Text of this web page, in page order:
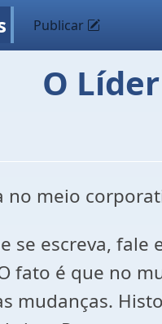
Publicar
O
no meio
se escreva,
fato é que no
mudanças.